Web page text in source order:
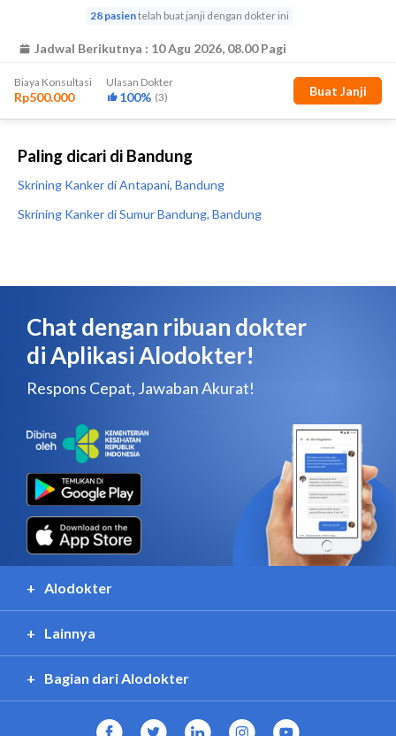
Paling dicari di Bandung
Skrining Kanker di Antapani, Bandung
Skrining Kanker di Sumur Bandung, Bandung